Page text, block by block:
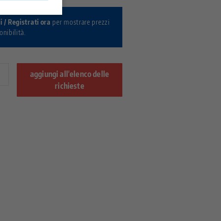
/ Registrati ora per mostrare prezzi
aggiungi all'elenco delle
richieste